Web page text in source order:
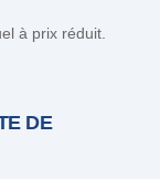
à prix réduit.
DE